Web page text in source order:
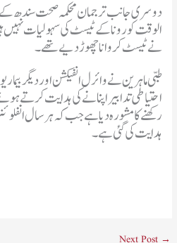
دوسری جانب ترجمان محکمہ صحت سندھ
الوقت کورونا کے ٹیسٹ کی سہولیات نہیں
نے ٹیسٹ کروانا چھوڑ دیے تھے۔
طبی ماہرین نے وائرل انفیکشن اور دیگر
احتیاطی تدابیر اپنانے کی ہدایت کرتے
رکھنے کا مشورہ دیا ہے جب کہ ہر سال
ہدایت کی گئی ہے۔
Next Post →